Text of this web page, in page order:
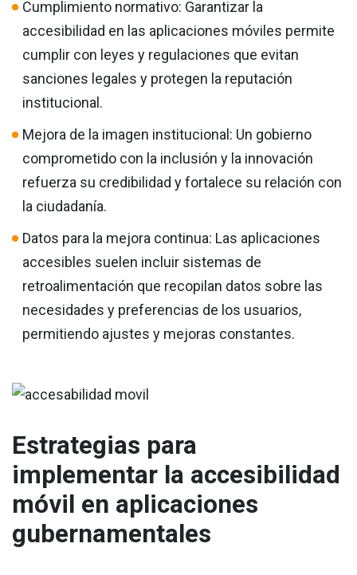
Cumplimiento normativo: Garantizar la
accesibilidad en las aplicaciones móviles permite
cumplir con leyes y regulaciones que evitan
sanciones legales y protegen la reputación
institucional.
Mejora de la imagen institucional: Un gobierno
comprometido con la inclusión y la innovación
refuerza su credibilidad y fortalece su relación con
la ciudadanía.
Datos para la mejora continua: Las aplicaciones
accesibles suelen incluir sistemas de
retroalimentación que recopilan datos sobre las
necesidades y preferencias de los usuarios,
permitiendo ajustes y mejoras constantes.
Estrategias para
implementar la accesibilidad
móvil en aplicaciones
gubernamentales